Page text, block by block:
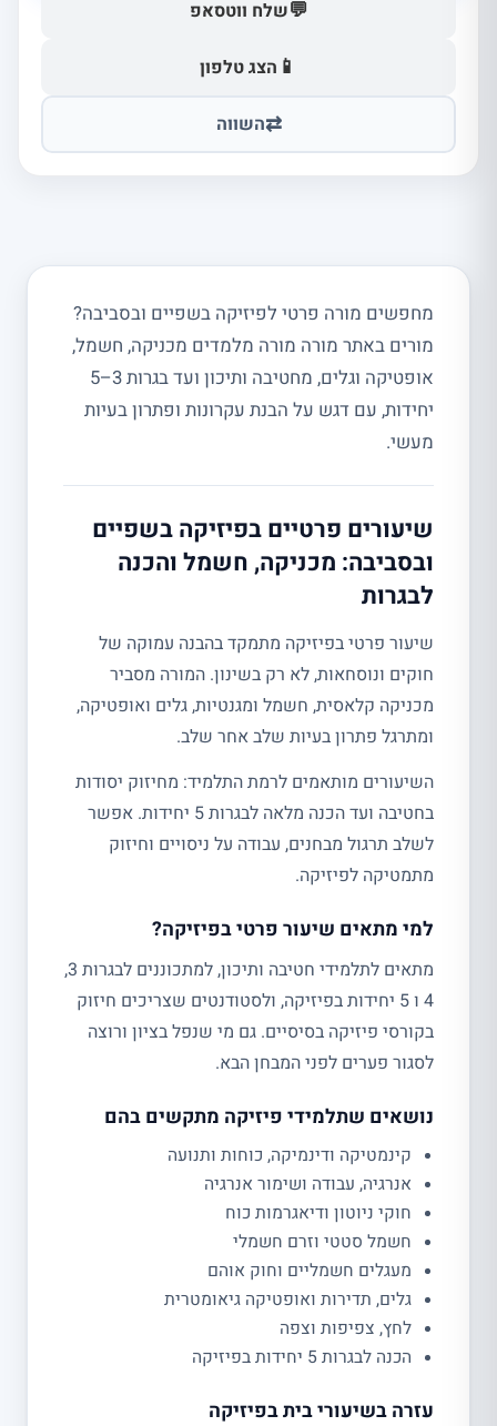
💬שלח ווטסאפ
📱 הצג טלפון
⇄השווה
מחפשים מורה פרטי לפיזיקה בשפיים ובסביבה?
מורים באתר מורה מורה מלמדים מכניקה, חשמל,
אופטיקה וגלים, מחטיבה ותיכון ועד בגרות 3–5
יחידות, עם דגש על הבנת עקרונות ופתרון בעיות
מעשי.
שיעורים פרטיים בפיזיקה בשפיים
ובסביבה: מכניקה, חשמל והכנה
לבגרות
שיעור פרטי בפיזיקה מתמקד בהבנה עמוקה של
חוקים ונוסחאות, לא רק בשינון. המורה מסביר
מכניקה קלאסית, חשמל ומגנטיות, גלים ואופטיקה,
ומתרגל פתרון בעיות שלב אחר שלב.
השיעורים מותאמים לרמת התלמיד: מחיזוק יסודות
בחטיבה ועד הכנה מלאה לבגרות 5 יחידות. אפשר
לשלב תרגול מבחנים, עבודה על ניסויים וחיזוק
מתמטיקה לפיזיקה.
למי מתאים שיעור פרטי בפיזיקה?
מתאים לתלמידי חטיבה ותיכון, למתכוננים לבגרות 3,
4 ו 5 יחידות בפיזיקה, ולסטודנטים שצריכים חיזוק
בקורסי פיזיקה בסיסיים. גם מי שנפל בציון ורוצה
לסגור פערים לפני המבחן הבא.
נושאים שתלמידי פיזיקה מתקשים בהם
קינמטיקה ודינמיקה, כוחות ותנועה
אנרגיה, עבודה ושימור אנרגיה
חוקי ניוטון ודיאגרמות כוח
חשמל סטטי וזרם חשמלי
מעגלים חשמליים וחוק אוהם
גלים, תדירות ואופטיקה גיאומטרית
לחץ, צפיפות וצפה
הכנה לבגרות 5 יחידות בפיזיקה
עזרה בשיעורי בית בפיזיקה